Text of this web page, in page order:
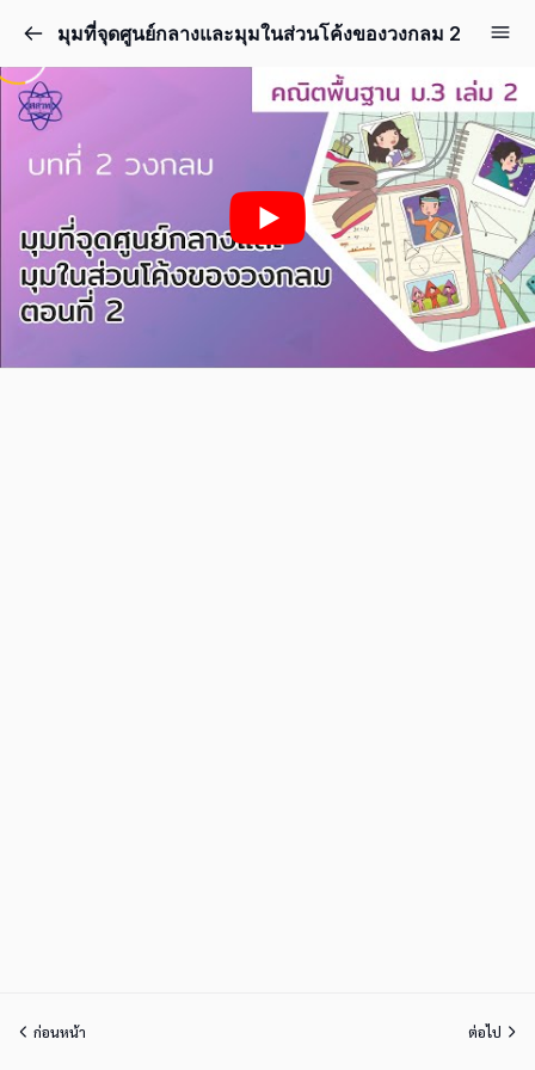
มุมที่จุดศูนย์กลางและมุมในส่วนโค้งของวงกลม 2
ก่อนหน้า ต่อไป